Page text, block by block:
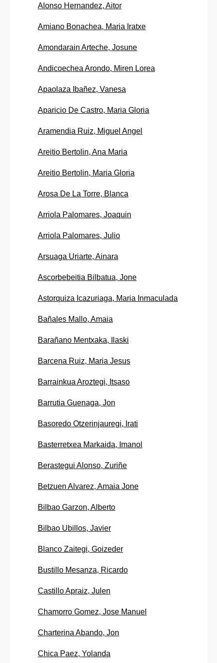
Alonso Hernandez, Aitor
Amiano Bonachea, Maria Iratxe
Amondarain Arteche, Josune
Andicoechea Arondo, Miren Lorea
Apaolaza Ibañez, Vanesa
Aparicio De Castro, Maria Gloria
Aramendia Ruiz, Miguel Angel
Areitio Bertolin, Ana Maria
Areitio Bertolin, Maria Gloria
Arosa De La Torre, Blanca
Arriola Palomares, Joaquin
Arriola Palomares, Julio
Arsuaga Uriarte, Ainara
Ascorbebeitia Bilbatua, Jone
Astorquiza Icazuriaga, Maria Inmaculada
Bañales Mallo, Amaia
Barañano Mentxaka, Ilaski
Barcena Ruiz, Maria Jesus
Barrainkua Aroztegi, Itsaso
Barrutia Guenaga, Jon
Basoredo Otzerinjauregi, Irati
Basterretxea Markaida, Imanol
Berastegui Alonso, Zuriñe
Betzuen Alvarez, Amaia Jone
Bilbao Garzon, Alberto
Bilbao Ubillos, Javier
Blanco Zaitegi, Goizeder
Bustillo Mesanza, Ricardo
Castillo Apraiz, Julen
Chamorro Gomez, Jose Manuel
Charterina Abando, Jon
Chica Paez, Yolanda